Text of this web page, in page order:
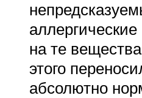
на те
этого
абсолютно